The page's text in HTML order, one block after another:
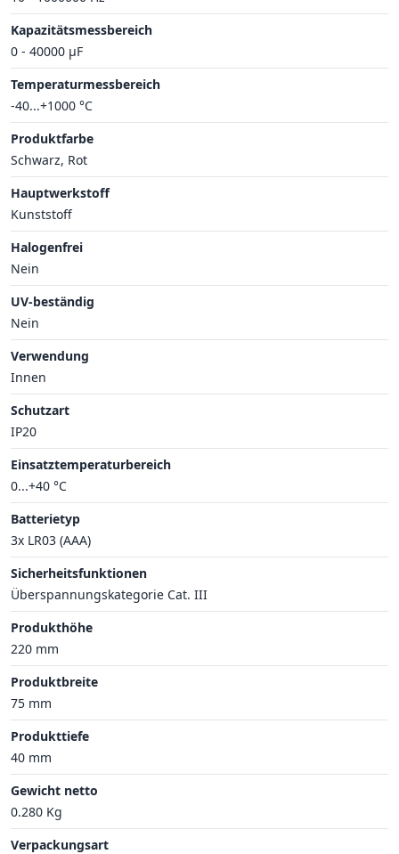
Kapazitätsmessbereich
0 - 40000 µF
Temperaturmessbereich
-40...+1000 °C
Produktfarbe
Schwarz, Rot
Hauptwerkstoff
Kunststoff
Halogenfrei
Nein
UV-beständig
Nein
Verwendung
Innen
Schutzart
IP20
Einsatztemperaturbereich
0...+40 °C
Batterietyp
3x LR03 (AAA)
Sicherheitsfunktionen
Überspannungskategorie Cat. III
Produkthöhe
220 mm
Produktbreite
75 mm
Produkttiefe
40 mm
Gewicht netto
0.280 Kg
Verpackungsart